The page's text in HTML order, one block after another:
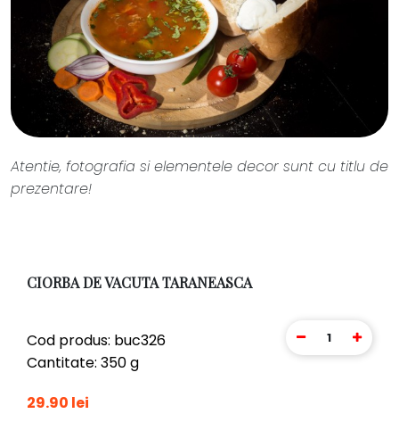
Atentie, fotografia si elementele decor sunt cu titlu de
prezentare!
CIORBA DE VACUTA TARANEASCA
Cod produs: buc326
Cantitate: 350 g
29.90 lei
1